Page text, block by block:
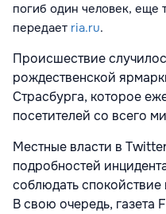
погиб один человек, еще
передает ria.ru.
Происшествие
рождественской
Страсбурга, которое
посетителей со всего
Местные власти в
подробностей
соблюдать спокойствие
В свою очередь, газета